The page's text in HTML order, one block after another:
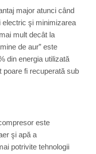
major atunci când
şi minimizarea
mult decât la
de aur” este
din energia utilizată
poare fi recuperată sub
este
şi apă a
potrivite tehnologii